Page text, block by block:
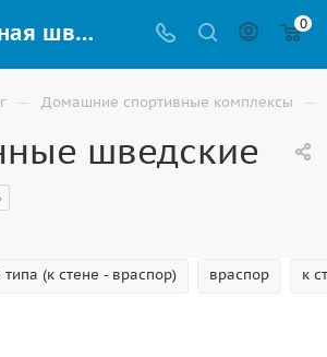
Деревянная шведская стенка для детей с турником купить в Волгограде 0
— Домашние спортивные комплексы —
шведские
типа (к стене - враспор) враспор к